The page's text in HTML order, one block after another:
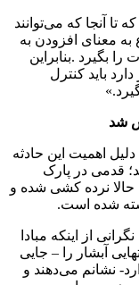
تا آنجا که می‌توانند
به معنای افزودن به
بگیرد .بنابراین
باید کنترل
شد
اهمیت این حادثه
قدمی در پارک
حالا نرده کشی شده و
شده است.
از اینکه مبادا
آبشار را – جایی
نشانم می‌دهند و